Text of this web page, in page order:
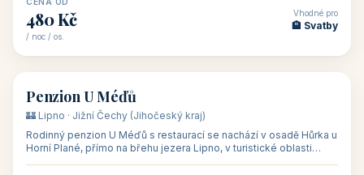
480 Kč
/ noc / os.
Vhodné pro
🏨 Svatby
🏡 penzion
Penzion U Méďů
🏰 Lipno · Jižní Čechy (Jihočeský kraj)
Rodinný penzion U Méďů s restaurací se nachází v osadě Hůrka u
Horní Plané, přímo na břehu jezera Lipno, v turistické oblasti